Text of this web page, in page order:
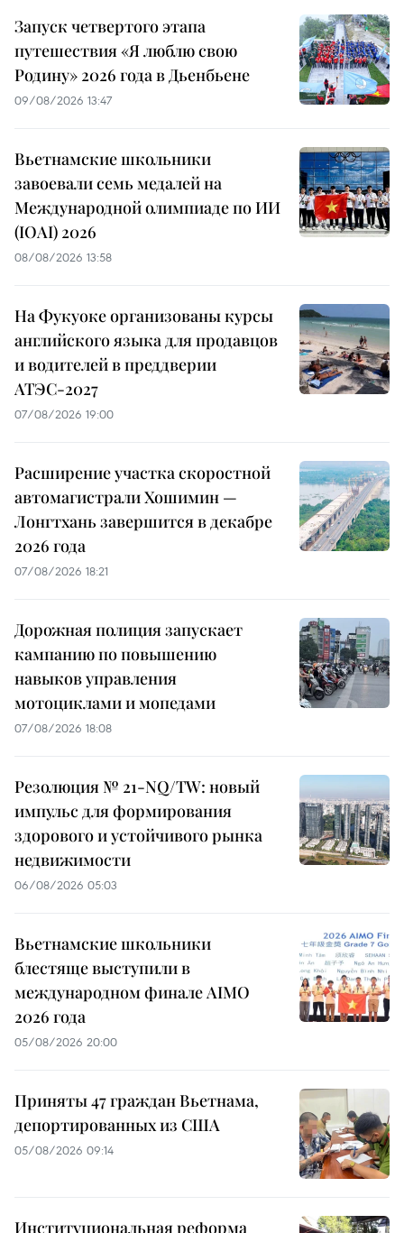
Запуск четвертого этапа
путешествия «Я люблю свою
Родину» 2026 года в Дьенбьене
09/08/2026 13:47
Вьетнамские школьники
завоевали семь медалей на
Международной олимпиаде по ИИ
(IOAI) 2026
08/08/2026 13:58
На Фукуоке организованы курсы
английского языка для продавцов
и водителей в преддверии
АТЭС-2027
07/08/2026 19:00
Расширение участка скоростной
автомагистрали Хошимин —
Лонгтхань завершится в декабре
2026 года
07/08/2026 18:21
Дорожная полиция запускает
кампанию по повышению
навыков управления
мотоциклами и мопедами
07/08/2026 18:08
Резолюция № 21-NQ/TW: новый
импульс для формирования
здорового и устойчивого рынка
недвижимости
06/08/2026 05:03
Вьетнамские школьники
блестяще выступили в
международном финале AIMO
2026 года
05/08/2026 20:00
Приняты 47 граждан Вьетнама,
депортированных из США
05/08/2026 09:14
Институциональная реформа